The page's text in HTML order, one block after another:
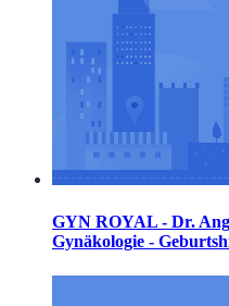
GYN ROYAL - Dr.
Gynäkologie -